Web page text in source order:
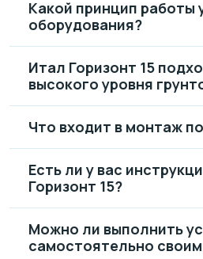
Какой принцип работы
оборудования?
Итал Горизонт 15
высокого уровня
Что входит в монтаж
Есть ли у вас
Горизонт 15?
Можно ли выполнить
самостоятельно